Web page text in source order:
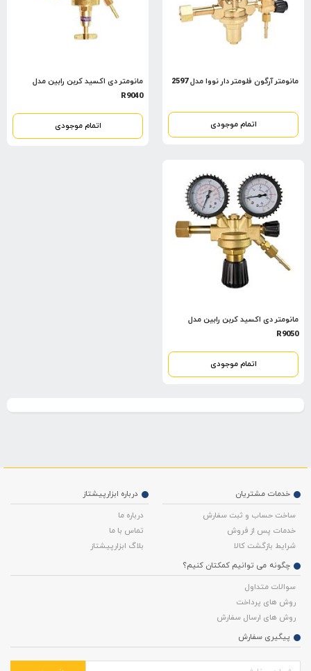
مانومتر آرگون فلومتر دار نووا مدل 2597
اتمام موجودی
مانومتر دی اکسید کربن رابین مدل
R9040
اتمام موجودی
مانومتر دی اکسید کربن رابین مدل
R9050
اتمام موجودی
درباره ابزارپیشتاز
درباره ما
تماس با ما
بلاگ ابزارپیشتاز
خدمات مشتریان
ساخت حساب و ثبت سفارش
خدمات پس از فروش
شرایط بازگشت کالا
چگونه می توانیم کمکتان کنیم؟
سوالات متداول
روش های پرداخت
روش های ارسال سفارش
پیگیری سفارش